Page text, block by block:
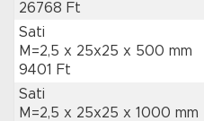
26768 Ft
Sati
M=2,5 x 25x25 x 500 mm
9401 Ft
Sati
M=2,5 x 25x25 x 1000 mm